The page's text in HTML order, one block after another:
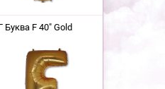
Буква F 40" Gold